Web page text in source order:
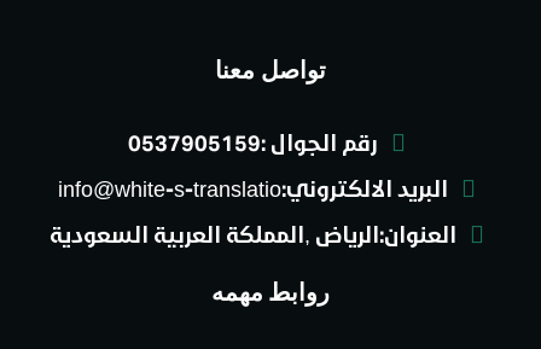
تواصل معنا
رقم الجوال :0537905159
البريد الالكتروني:info@white-s-translatio
العنوان:الرياض ,المملكة العربية السعودية
روابط مهمه